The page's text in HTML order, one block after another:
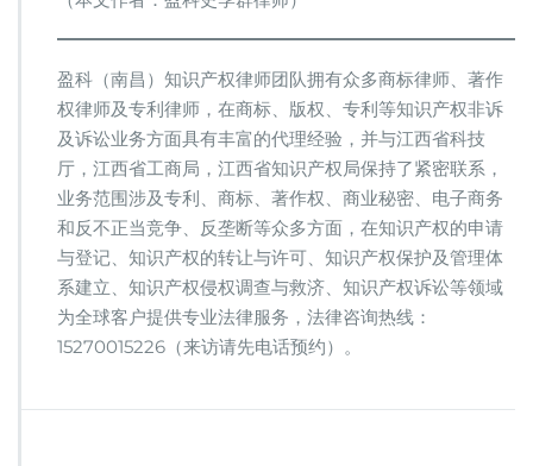
盈科（南昌）知识产权律师团队拥有众多商标律师、著作
权律师及专利律师，在商标、版权、专利等知识产权非诉
及诉讼业务方面具有丰富的代理经验，并与江西省科技
厅，江西省工商局，江西省知识产权局保持了紧密联系，
业务范围涉及专利、商标、著作权、商业秘密、电子商务
和反不正当竞争、反垄断等众多方面，在知识产权的申请
与登记、知识产权的转让与许可、知识产权保护及管理体
系建立、知识产权侵权调查与救济、知识产权诉讼等领域
为全球客户提供专业法律服务，法律咨询热线：
15270015226（来访请先电话预约）。